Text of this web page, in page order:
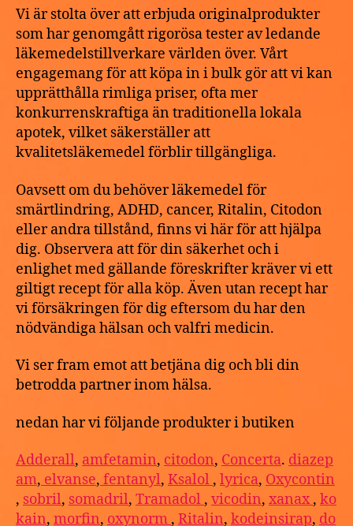
Vi är stolta över att erbjuda originalprodukter
som har genomgått rigorösa tester av ledande
läkemedelstillverkare världen över. Vårt
engagemang för att köpa in i bulk gör att vi kan
upprätthålla rimliga priser, ofta mer
konkurrenskraftiga än traditionella lokala
apotek, vilket säkerställer att
kvalitetsläkemedel förblir tillgängliga.
Oavsett om du behöver läkemedel för
smärtlindring, ADHD, cancer, Ritalin, Citodon
eller andra tillstånd, finns vi här för att hjälpa
dig. Observera att för din säkerhet och i
enlighet med gällande föreskrifter kräver vi ett
giltigt recept för alla köp. Även utan recept har
vi försäkringen för dig eftersom du har den
nödvändiga hälsan och valfri medicin.
Vi ser fram emot att betjäna dig och bli din
betrodda partner inom hälsa.
nedan har vi följande produkter i butiken
Adderall, amfetamin, citodon, Concerta. diazep
am, elvanse, fentanyl, Ksalol , lyrica, Oxycontin
, sobril, somadril, Tramadol , vicodin, xanax, ko
kain, morfin, oxynorm , Ritalin, kodeinsirap, do